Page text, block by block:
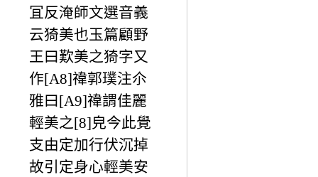
冝反淹師文選音義
云猗美也玉篇顧野
王曰歎美之猗字又
作[A8]禕郭璞注尒
雅曰[A9]禕謂佳麗
輕美之[8]皃今此覺
支由定加行伏沉掉
故引定身心輕美安